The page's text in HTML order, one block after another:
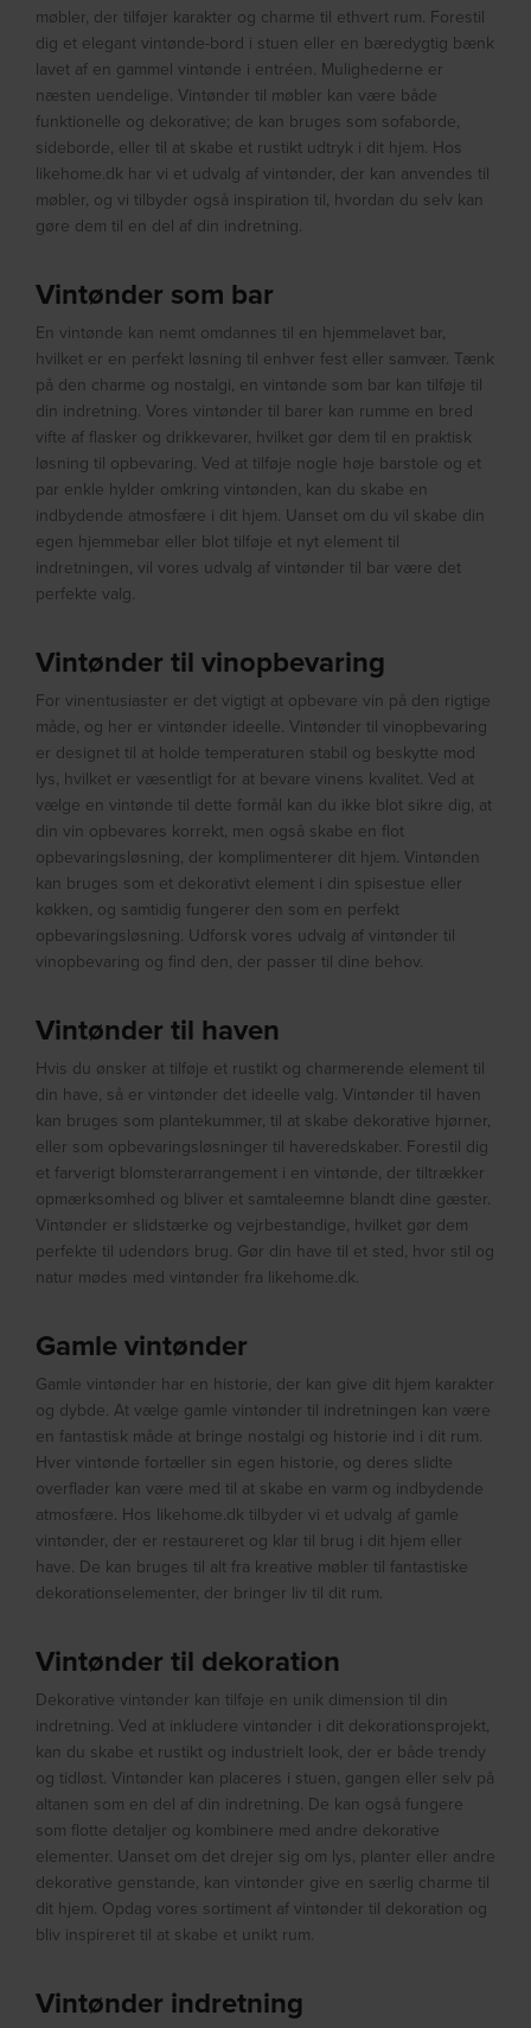
møbler, der tilføjer karakter og charme til ethvert rum. Forestil
dig et elegant vintønde-bord i stuen eller en bæredygtig bænk
lavet af en gammel vintønde i entréen. Mulighederne er
næsten uendelige. Vintønder til møbler kan være både
funktionelle og dekorative; de kan bruges som sofaborde,
sideborde, eller til at skabe et rustikt udtryk i dit hjem. Hos
likehome.dk har vi et udvalg af vintønder, der kan anvendes til
møbler, og vi tilbyder også inspiration til, hvordan du selv kan
gøre dem til en del af din indretning.
Vintønder som bar
En vintønde kan nemt omdannes til en hjemmelavet bar,
hvilket er en perfekt løsning til enhver fest eller samvær. Tænk
på den charme og nostalgi, en vintønde som bar kan tilføje til
din indretning. Vores vintønder til barer kan rumme en bred
vifte af flasker og drikkevarer, hvilket gør dem til en praktisk
løsning til opbevaring. Ved at tilføje nogle høje barstole og et
par enkle hylder omkring vintønden, kan du skabe en
indbydende atmosfære i dit hjem. Uanset om du vil skabe din
egen hjemmebar eller blot tilføje et nyt element til
indretningen, vil vores udvalg af vintønder til bar være det
perfekte valg.
Vintønder til vinopbevaring
For vinentusiaster er det vigtigt at opbevare vin på den rigtige
måde, og her er vintønder ideelle. Vintønder til vinopbevaring
er designet til at holde temperaturen stabil og beskytte mod
lys, hvilket er væsentligt for at bevare vinens kvalitet. Ved at
vælge en vintønde til dette formål kan du ikke blot sikre dig, at
din vin opbevares korrekt, men også skabe en flot
opbevaringsløsning, der komplimenterer dit hjem. Vintønden
kan bruges som et dekorativt element i din spisestue eller
køkken, og samtidig fungerer den som en perfekt
opbevaringsløsning. Udforsk vores udvalg af vintønder til
vinopbevaring og find den, der passer til dine behov.
Vintønder til haven
Hvis du ønsker at tilføje et rustikt og charmerende element til
din have, så er vintønder det ideelle valg. Vintønder til haven
kan bruges som plantekummer, til at skabe dekorative hjørner,
eller som opbevaringsløsninger til haveredskaber. Forestil dig
et farverigt blomsterarrangement i en vintønde, der tiltrækker
opmærksomhed og bliver et samtaleemne blandt dine gæster.
Vintønder er slidstærke og vejrbestandige, hvilket gør dem
perfekte til udendørs brug. Gør din have til et sted, hvor stil og
natur mødes med vintønder fra likehome.dk.
Gamle vintønder
Gamle vintønder har en historie, der kan give dit hjem karakter
og dybde. At vælge gamle vintønder til indretningen kan være
en fantastisk måde at bringe nostalgi og historie ind i dit rum.
Hver vintønde fortæller sin egen historie, og deres slidte
overflader kan være med til at skabe en varm og indbydende
atmosfære. Hos likehome.dk tilbyder vi et udvalg af gamle
vintønder, der er restaureret og klar til brug i dit hjem eller
have. De kan bruges til alt fra kreative møbler til fantastiske
dekorationselementer, der bringer liv til dit rum.
Vintønder til dekoration
Dekorative vintønder kan tilføje en unik dimension til din
indretning. Ved at inkludere vintønder i dit dekorationsprojekt,
kan du skabe et rustikt og industrielt look, der er både trendy
og tidløst. Vintønder kan placeres i stuen, gangen eller selv på
altanen som en del af din indretning. De kan også fungere
som flotte detaljer og kombinere med andre dekorative
elementer. Uanset om det drejer sig om lys, planter eller andre
dekorative genstande, kan vintønder give en særlig charme til
dit hjem. Opdag vores sortiment af vintønder til dekoration og
bliv inspireret til at skabe et unikt rum.
Vintønder indretning